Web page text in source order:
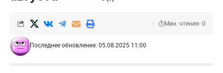
Последнее обновление: 05.08.2025 11:00
Мин. чтения: 0